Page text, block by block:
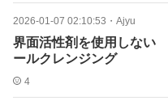
2026-01-07 02:10:53 ・ Ajyu
界面活性剤を使用しない
ールクレンジング
4